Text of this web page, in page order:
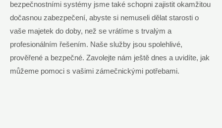
bezpečnostními systémy jsme také schopni zajistit okamžitou
dočasnou zabezpečení, abyste si nemuseli dělat starosti o
vaše majetek do doby, než se vrátíme s trvalým a
profesionálním řešením. Naše služby jsou spolehlivé,
prověřené a bezpečné. Zavolejte nám ještě dnes a uvidíte, jak
můžeme pomoci s vašimi zámečnickými potřebami.